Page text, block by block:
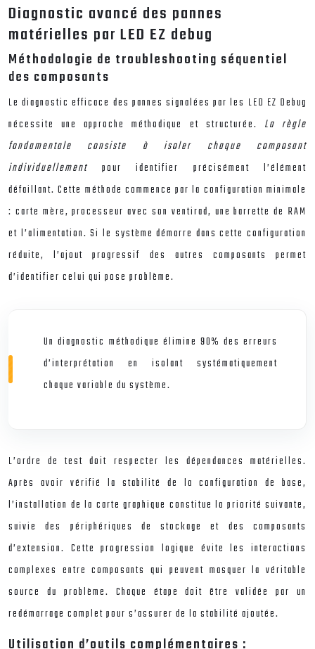
Diagnostic avancé des pannes
matérielles par LED EZ debug
Méthodologie de troubleshooting séquentiel
des composants
Le diagnostic efficace des pannes signalées par les LED EZ Debug
nécessite une approche méthodique et structurée. La règle
fondamentale consiste à isoler chaque composant
individuellement pour identifier précisément l’élément
défaillant. Cette méthode commence par la configuration minimale
: carte mère, processeur avec son ventirad, une barrette de RAM
et l’alimentation. Si le système démarre dans cette configuration
réduite, l’ajout progressif des autres composants permet
d’identifier celui qui pose problème.
Un diagnostic méthodique élimine 90% des erreurs
d’interprétation en isolant systématiquement
chaque variable du système.
L’ordre de test doit respecter les dépendances matérielles.
Après avoir vérifié la stabilité de la configuration de base,
l’installation de la carte graphique constitue la priorité suivante,
suivie des périphériques de stockage et des composants
d’extension. Cette progression logique évite les interactions
complexes entre composants qui peuvent masquer la véritable
source du problème. Chaque étape doit être validée par un
redémarrage complet pour s’assurer de la stabilité ajoutée.
Utilisation d’outils complémentaires :